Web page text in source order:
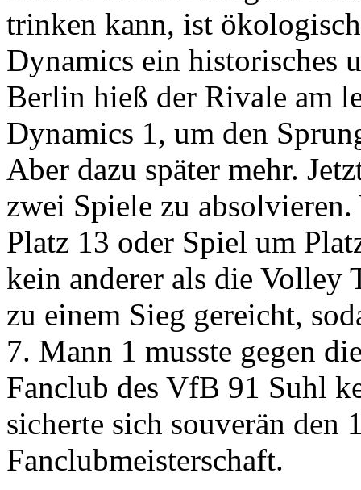
trinken kann, ist
Dynamics ein historisches
Berlin hieß der Rivale am
Dynamics 1, um den
Aber dazu später mehr.
zwei Spiele zu
Platz 13 oder Spiel um
kein anderer als die Volley
zu einem Sieg gereicht,
7. Mann 1 musste gegen
Fanclub des VfB 91 Suhl
sicherte sich souverän den
Fanclubmeisterschaft.